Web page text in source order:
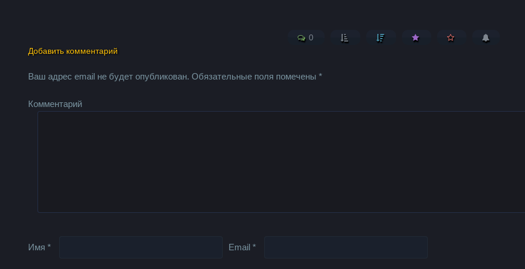
0
Добавить комментарий
Ваш адрес email не будет опубликован. Обязательные поля помечены*
Комментарий
Имя* Email*